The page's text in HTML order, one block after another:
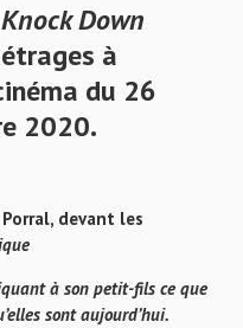
Knock Down
à
du 26
2020.
devant les
à son petit-fils ce que
sont aujourd’hui.